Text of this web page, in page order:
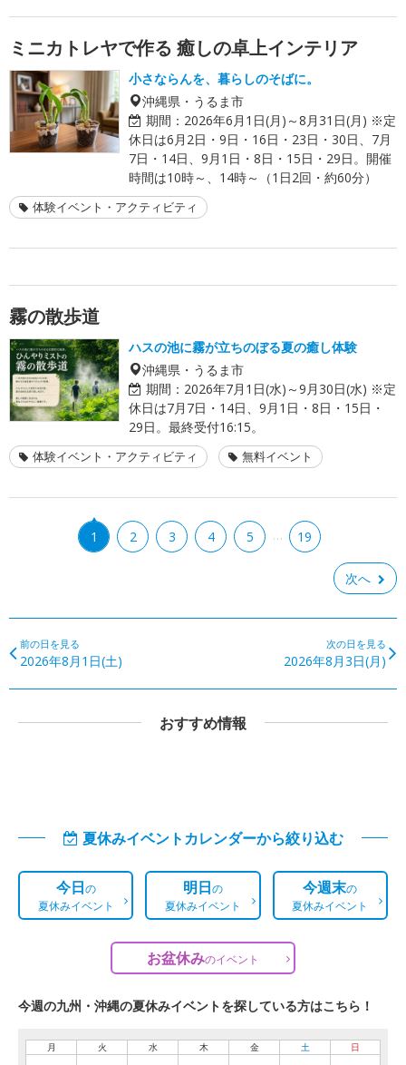
ミニカトレヤで作る 癒しの卓上インテリア
小さならんを、暮らしのそばに。
沖縄県・うるま市
期間： 2026年6月1日(月)～8月31日(月) ※定
休日は6月2日・9日・16日・23日・30日、7月
7日・14日、9月1日・8日・15日・29日。開催
時間は10時～、14時～（1日2回・約60分）
体験イベント・アクティビティ
霧の散歩道
ハスの池に霧が立ちのぼる夏の癒し体験
沖縄県・うるま市
期間： 2026年7月1日(水)～9月30日(水) ※定
休日は7月7日・14日、9月1日・8日・15日・
29日。最終受付16:15。
体験イベント・アクティビティ 無料イベント
1 2 3 4 5 … 19
次へ
前の日を見る
2026年8月1日(土)
次の日を見る
2026年8月3日(月)
おすすめ情報
夏休みイベントカレンダーから絞り込む
今日の
夏休みイベント
明日の
夏休みイベント
今週末の
夏休みイベント
お盆休みのイベント
今週の九州・沖縄の夏休みイベントを探している方はこちら！
月 火 水 木 金 土 日